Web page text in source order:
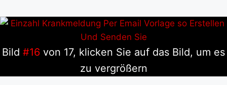
Bild #16 von 17, klicken Sie auf das Bild, um es
zu vergrößern